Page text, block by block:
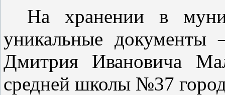
На хранении в
уникальные
Дмитрия Ивановича
средней школы №37